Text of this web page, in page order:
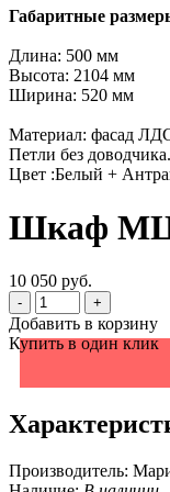
Габаритные
Длина: 500 мм
Высота: 2104 мм
Ширина: 520 мм
Материал: фасад
Петли без доводчика.
Цвет :Белый +
Шкаф
10 050 руб.
- +
Добавить в корзину
Купить в один клик
Производитель: